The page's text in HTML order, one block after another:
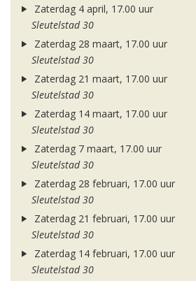
Zaterdag 4 april, 17.00 uur
Sleutelstad 30
Zaterdag 28 maart, 17.00 uur
Sleutelstad 30
Zaterdag 21 maart, 17.00 uur
Sleutelstad 30
Zaterdag 14 maart, 17.00 uur
Sleutelstad 30
Zaterdag 7 maart, 17.00 uur
Sleutelstad 30
Zaterdag 28 februari, 17.00 uur
Sleutelstad 30
Zaterdag 21 februari, 17.00 uur
Sleutelstad 30
Zaterdag 14 februari, 17.00 uur
Sleutelstad 30